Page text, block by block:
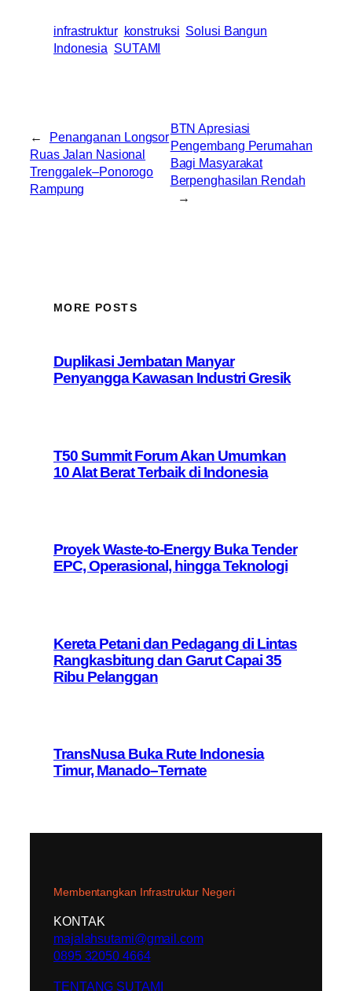
infrastruktur konstruksi Solusi Bangun
Indonesia SUTAMI
←
Penanganan Longsor
Ruas Jalan Nasional
Trenggalek–Ponorogo
Rampung
BTN Apresiasi
Pengembang Perumahan
Bagi Masyarakat
Berpenghasilan Rendah
→
MORE POSTS
Duplikasi Jembatan Manyar
Penyangga Kawasan Industri Gresik
T50 Summit Forum Akan Umumkan
10 Alat Berat Terbaik di Indonesia
Proyek Waste-to-Energy Buka Tender
EPC, Operasional, hingga Teknologi
Kereta Petani dan Pedagang di Lintas
Rangkasbitung dan Garut Capai 35
Ribu Pelanggan
TransNusa Buka Rute Indonesia
Timur, Manado–Ternate
Membentangkan Infrastruktur Negeri
KONTAK
majalahsutami@gmail.com
0895 32050 4664
TENTANG SUTAMI